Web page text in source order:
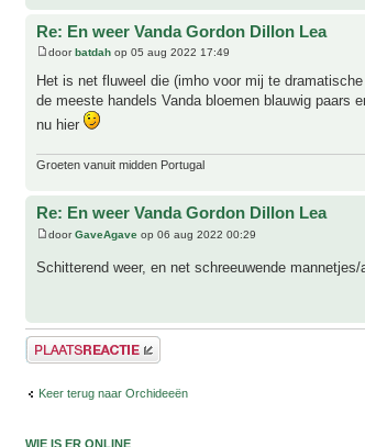
Re: En weer Vanda Gordon Dillon Lea
doorbatdah op 05 aug 2022 17:49
Het is net fluweel die (imho voor mij te
de meeste handels Vanda bloemen blauwig paars
nu hier
Groeten vanuit midden Portugal
Re: En weer Vanda Gordon Dillon Lea
doorGaveAgave op 06 aug 2022 00:29
Schitterend weer, en net schreeuwende
Plaats een reactie
Keer terug naar Orchideeën
WIE IS ER ONLINE